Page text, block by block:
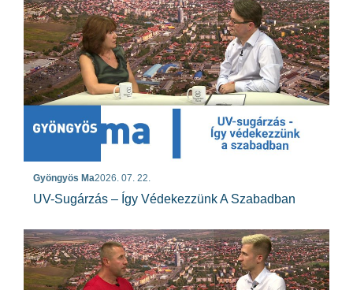
Gyöngyös Ma2026. 07. 22.
UV-Sugárzás – Így Védekezzünk A Szabadban